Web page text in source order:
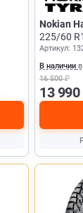
Nokian
225/60
Артикул:
В наличии
16 500₽
13 990